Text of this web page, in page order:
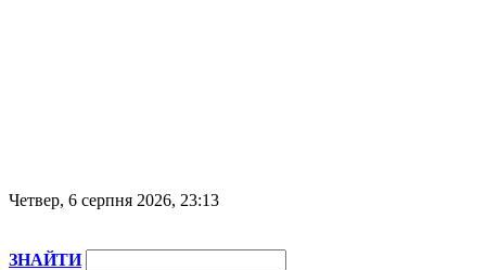
Четвер, 6 серпня 2026, 23:13
ЗНАЙТИ